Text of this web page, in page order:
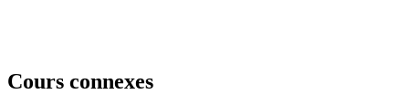
Cours connexes